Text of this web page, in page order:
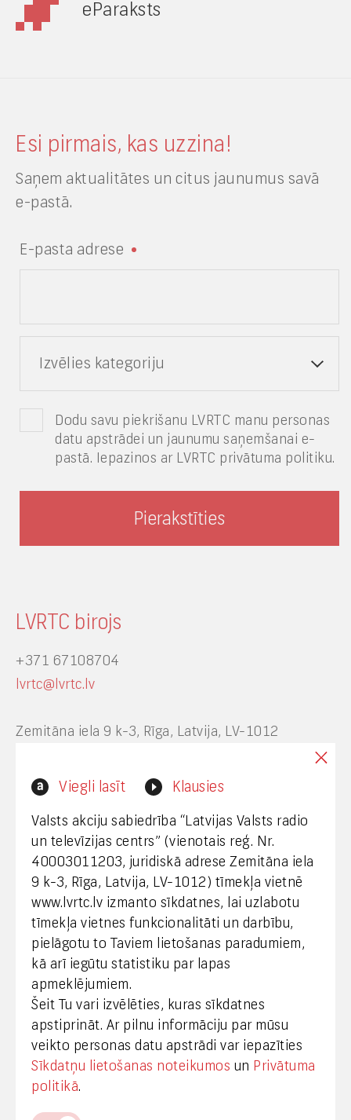
Viegli lasīt Klausies
Valsts akciju sabiedrība “Latvijas Valsts radio
un televīzijas centrs” (vienotais reģ. Nr.
40003011203, juridiskā adrese Zemitāna iela
9 k-3, Rīga, Latvija, LV-1012) tīmekļa vietnē
www.lvrtc.lv izmanto sīkdatnes, lai uzlabotu
tīmekļa vietnes funkcionalitāti un darbību,
pielāgotu to Taviem lietošanas paradumiem,
kā arī iegūtu statistiku par lapas
apmeklējumiem.
Šeit Tu vari izvēlēties, kuras sīkdatnes
apstiprināt. Ar pilnu informāciju par mūsu
veikto personas datu apstrādi var iepazīties
Sīkdatņu lietošanas noteikumos un Privātuma
politikā.
eParaksts
Esi pirmais, kas uzzina!
Saņem aktualitātes un citus jaunumus savā
e-pastā.
E-pasta adrese
Izvēlies kategoriju
Dodu savu piekrišanu LVRTC manu personas
datu apstrādei un jaunumu saņemšanai e-
pastā. Iepazinos ar LVRTC privātuma politiku.
LVRTC birojs
+371 67108704
lvrtc@lvrtc.lv
Zemitāna iela 9 k-3, Rīga, Latvija, LV-1012
Interneta vietnes www.lvrtc.lv administrators:
Klientu apkalpošana
+371 67108787
Medijiem
+371 29665001
vineta.sprugaine@lvrtc.lv
© VAS Latvijas Valsts radio un televīzijas centrs,